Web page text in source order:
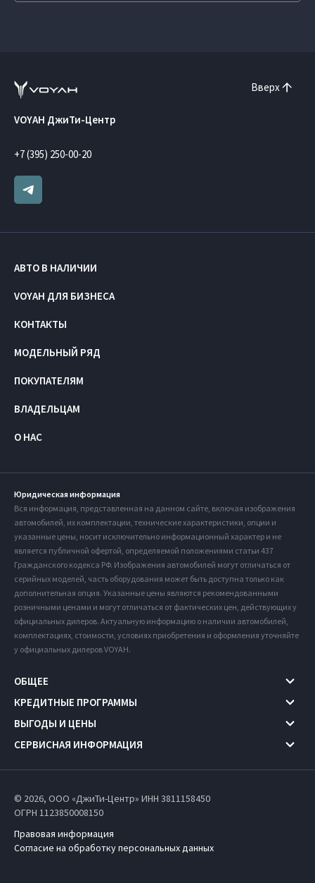
Вверх
VOYAH ДжиТи-Центр
+7 (395) 250-00-20
АВТО В НАЛИЧИИ
VOYAH ДЛЯ БИЗНЕСА
КОНТАКТЫ
МОДЕЛЬНЫЙ РЯД
ПОКУПАТЕЛЯМ
ВЛАДЕЛЬЦАМ
О НАС
Юридическая информация
Вся информация, представленная на данном сайте, включая изображения
автомобилей, их комплектации, технические характеристики, опции и
указанные цены, носит исключительно информационный характер и не
является публичной офертой, определяемой положениями статьи 437
Гражданского кодекса РФ. Изображения автомобилей могут отличаться от
серийных моделей, часть оборудования может быть доступна только как
дополнительная опция. Указанные цены являются рекомендованными
розничными ценами и могут отличаться от фактических цен, действующих у
официальных дилеров. Актуальную информацию о наличии автомобилей,
комплектациях, стоимости, условиях приобретения и оформления уточняйте
у официальных дилеров VOYAH.
ОБЩЕЕ
КРЕДИТНЫЕ ПРОГРАММЫ
ВЫГОДЫ И ЦЕНЫ
СЕРВИСНАЯ ИНФОРМАЦИЯ
© 2026, ООО «ДжиТи-Центр» ИНН 3811158450
ОГРН 1123850008150
Правовая информация
Согласие на обработку персональных данных